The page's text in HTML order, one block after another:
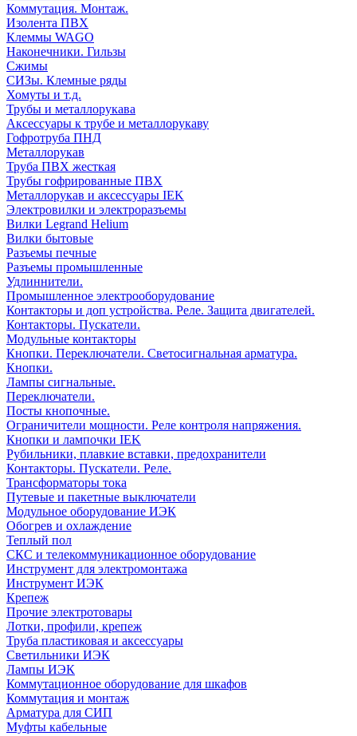
Коммутация. Монтаж.
Изолента ПВХ
Клеммы WAGO
Наконечники. Гильзы
Сжимы
СИЗы. Клемные ряды
Хомуты и т.д.
Трубы и металлорукава
Аксессуары к трубе и металлорукаву
Гофротруба ПНД
Металлорукав
Труба ПВХ жесткая
Трубы гофрированные ПВХ
Металлорукав и аксессуары IEK
Электровилки и электроразъемы
Вилки Legrand Helium
Вилки бытовые
Разъемы печные
Разъемы промышленные
Удлиннители.
Промышленное электрооборудование
Контакторы и доп устройства. Реле. Защита двигателей.
Контакторы. Пускатели.
Модульные контакторы
Кнопки. Переключатели. Светосигнальная арматура.
Кнопки.
Лампы сигнальные.
Переключатели.
Посты кнопочные.
Ограничители мощности. Реле контроля напряжения.
Кнопки и лампочки IEK
Рубильники, плавкие вставки, предохранители
Контакторы. Пускатели. Реле.
Трансформаторы тока
Путевые и пакетные выключатели
Модульное оборудование ИЭК
Обогрев и охлаждение
Теплый пол
СКС и телекоммуникационное оборудование
Инструмент для электромонтажа
Инструмент ИЭК
Крепеж
Прочие электротовары
Лотки, профили, крепеж
Труба пластиковая и аксессуары
Светильники ИЭК
Лампы ИЭК
Коммутационное оборудование для шкафов
Коммутация и монтаж
Арматура для СИП
Муфты кабельные